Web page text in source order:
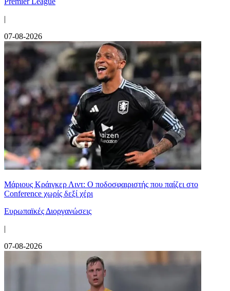
|
07-08-2026
Μάριους Κράιγκερ Λιντ: Ο ποδοσφαιριστής που παίζει στο
Conference χωρίς δεξί χέρι
Ευρωπαϊκές Διοργανώσεις
|
07-08-2026